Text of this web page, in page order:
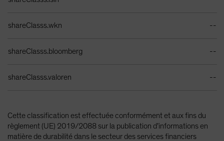
shareClasss.wkn --
shareClasss.bloomberg --
shareClasss.valoren --
Cette classification est effectuée conformément et aux fins du
règlement (UE) 2019/2088 sur la publication d’informations en
matière de durabilité dans le secteur des services financiers